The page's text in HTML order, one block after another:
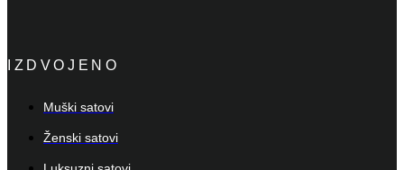
IZDVOJENO
Muški satovi
Ženski satovi